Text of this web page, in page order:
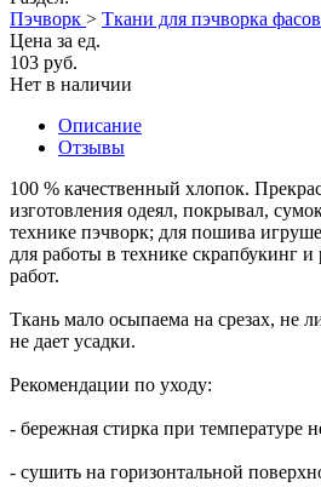
Пэчворк > Ткани для пэчворка
Цена за ед.
103 руб.
Нет в наличии
Описание
Отзывы
100 % качественный хлопок.
изготовления одеял, покрывал,
технике пэчворк; для пошива
для работы в технике скрапбукинг
работ.
Ткань мало осыпаема на срезах, не
не дает усадки.
Рекомендации по уходу:
- бережная стирка при температуре
- сушить на горизонтальной